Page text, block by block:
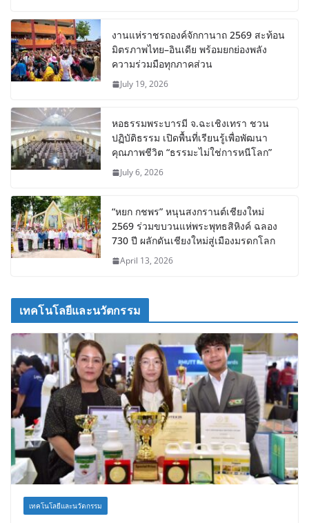
งานแห่ราชรถองค์จักกานาถ 2569 สะท้อน
มิตรภาพไทย–อินเดีย พร้อมยกย่องพลัง
ความร่วมมือทุกภาคส่วน
July 19, 2026
หอธรรมพระบารมี จ.ฉะเชิงเทรา ชวน
ปฏิบัติธรรม เปิดพื้นที่เรียนรู้เพื่อพัฒนา
คุณภาพชีวิต “ธรรมะไม่ใช่การหนีโลก”
July 6, 2026
“หยก กชพร” หนุนสงกรานต์เชียงใหม่
2569 ร่วมขบวนแห่พระพุทธสิหิงค์ ฉลอง
730 ปี ผลักดันเชียงใหม่สู่เมืองมรดกโลก
April 13, 2026
เทคโนโลยีและนวัตกรรม
เทคโนโลยีและนวัตกรรม